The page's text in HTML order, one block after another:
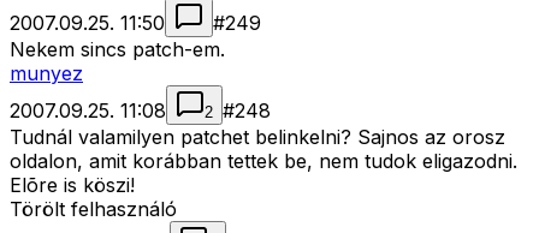
2007.09.25. 11:50
#249
Nekem sincs patch-em.
munyez
2007.09.25. 11:08
2 #248
Tudnál valamilyen patchet belinkelni? Sajnos az orosz
oldalon, amit korábban tettek be, nem tudok eligazodni.
Elõre is köszi!
Törölt felhasználó